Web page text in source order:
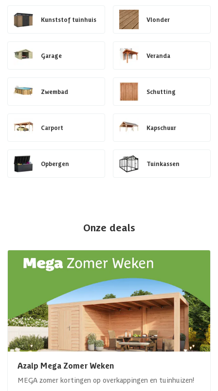
Kunststof tuinhuis Vlonder
Garage Veranda
Zwembad Schutting
Carport Kapschuur
Opbergen Tuinkassen
Onze deals
Azalp Mega Zomer Weken
MEGA zomer kortingen op overkappingen en tuinhuizen!